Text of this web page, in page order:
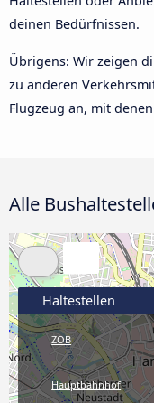
deinen Bedürfnissen.
Übrigens: Wir zeigen
zu anderen
Flugzeug an, mit
Alle
Haltestellen
ZOB
Hauptbahnhof